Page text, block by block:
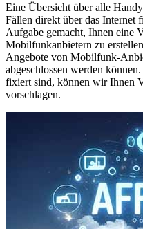
Eine Übersicht über alle
Fällen direkt über das Internet
Aufgabe gemacht, Ihnen eine
Mobilfunkanbietern zu
Angebote von Mobilfunk-
abgeschlossen werden
fixiert sind, können wir Ihnen
vorschlagen.